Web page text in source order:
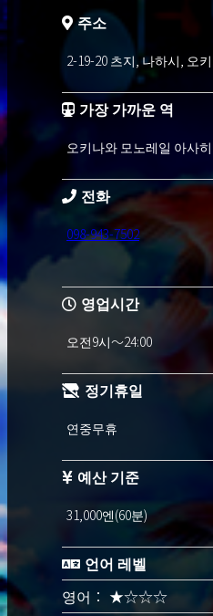
주소
2-19-20 츠지, 나하시, 오
가장 가까운 역
오키나와 모노레일 아사
전화
098-943-7502
영업시간
오전9시～24:00
정기휴일
연중무휴
예산 기준
31,000엔(60분)
언어 레벨
영어： ★☆☆☆